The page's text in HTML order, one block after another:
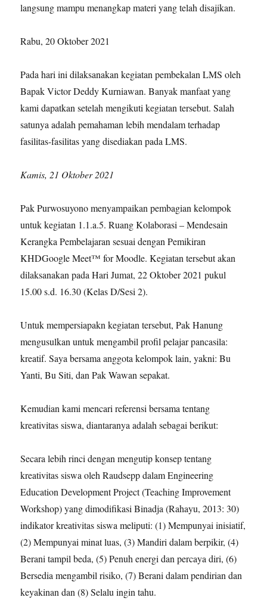
langsung mampu menangkap materi yang telah disajikan.
Rabu, 20 Oktober 2021
Pada hari ini dilaksanakan kegiatan pembekalan LMS oleh
Bapak Victor Deddy Kurniawan. Banyak manfaat yang
kami dapatkan setelah mengikuti kegiatan tersebut. Salah
satunya adalah pemahaman lebih mendalam terhadap
fasilitas-fasilitas yang disediakan pada LMS.
Kamis, 21 Oktober 2021
Pak Purwosuyono menyampaikan pembagian kelompok
untuk kegiatan 1.1.a.5. Ruang Kolaborasi – Mendesain
Kerangka Pembelajaran sesuai dengan Pemikiran
KHDGoogle Meet™ for Moodle. Kegiatan tersebut akan
dilaksanakan pada Hari Jumat, 22 Oktober 2021 pukul
15.00 s.d. 16.30 (Kelas D/Sesi 2).
Untuk mempersiapakn kegiatan tersebut, Pak Hanung
mengusulkan untuk mengambil profil pelajar pancasila:
kreatif. Saya bersama anggota kelompok lain, yakni: Bu
Yanti, Bu Siti, dan Pak Wawan sepakat.
Kemudian kami mencari referensi bersama tentang
kreativitas siswa, diantaranya adalah sebagai berikut:
Secara lebih rinci dengan mengutip konsep tentang
kreativitas siswa oleh Raudsepp dalam Engineering
Education Development Project (Teaching Improvement
Workshop) yang dimodifikasi Binadja (Rahayu, 2013: 30)
indikator kreativitas siswa meliputi: (1) Mempunyai inisiatif,
(2) Mempunyai minat luas, (3) Mandiri dalam berpikir, (4)
Berani tampil beda, (5) Penuh energi dan percaya diri, (6)
Bersedia mengambil risiko, (7) Berani dalam pendirian dan
keyakinan dan (8) Selalu ingin tahu.